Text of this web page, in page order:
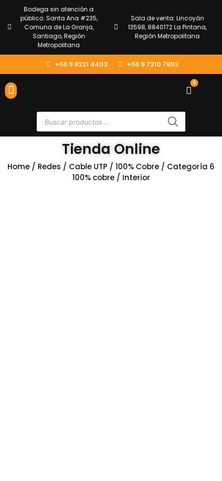
Bodega sin atención a
público: Santa Ana #235,
Comuna de La Granja,
Santiago, Región
Metropolitana
Sala de venta: Lincoyán
13598, 8840172 La Pintana,
Región Metropolitana
+56 9 8221 4403 +56 9 7210 7893
0
Tienda Online
Home / Redes / Cable UTP / 100% Cobre / Categoría 6
100% cobre/ Interior